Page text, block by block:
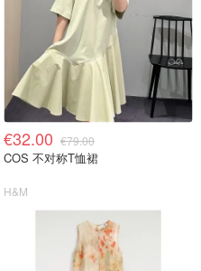
€32.00 €79.00
COS 不对称T恤裙
H&M